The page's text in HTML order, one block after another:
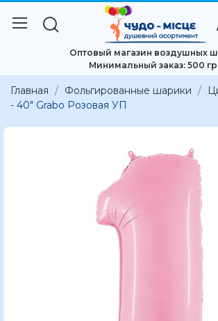
Оптовый магазин воздушных
Минимальный заказ: 500
Главная Фольгированные шарики
- 40" Grabo Розовая УП